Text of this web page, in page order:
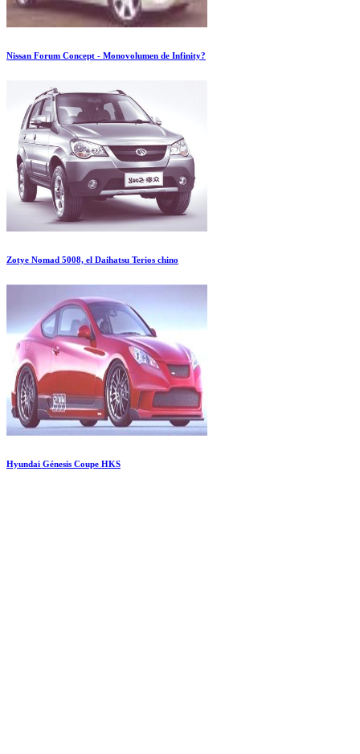
Nissan Forum Concept - Monovolumen de Infinity?
Zotye Nomad 5008, el Daihatsu Terios chino
Hyundai Génesis Coupe HKS